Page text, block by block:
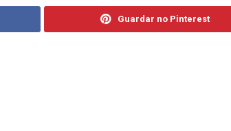
Guardar no Pinterest